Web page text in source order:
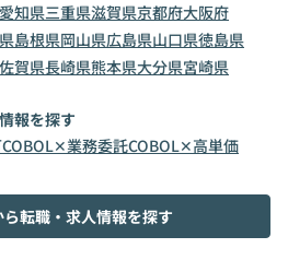
愛知県三重県滋賀県京都府大阪府
島根県岡山県広島県山口県徳島県
佐賀県長崎県熊本県大分県宮崎県
報を探す
COBOL✕業務委託COBOL✕高単価
転職・求人情報を探す